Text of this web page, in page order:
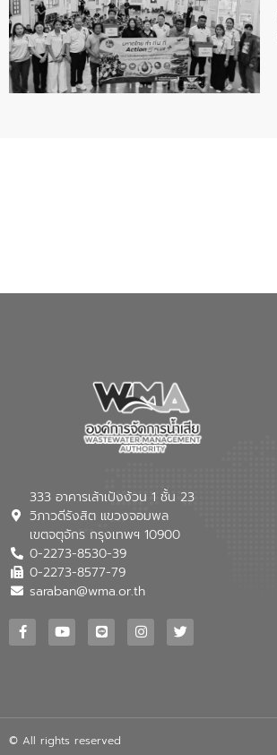
333 อาคารเล้าเป้งง้วน 1 ชั้น 23
วิภาวดีรังสิต แขวงจอมพล
เขตจตุจักร กรุงเทพฯ 10900
0-2273-8530-39
0-2273-8577-79
saraban@wma.or.th
© All rights reserved